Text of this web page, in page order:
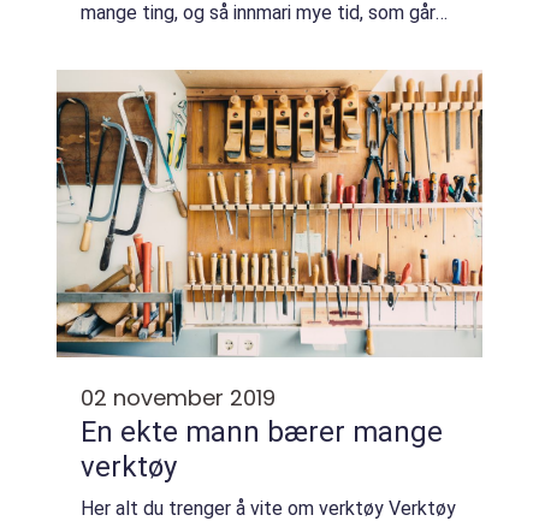
mange ting, og så innmari mye tid, som går
til produkt er det lenger enn de...
02 november 2019
En ekte mann bærer mange
verktøy
Her alt du trenger å vite om verktøy Verktøy